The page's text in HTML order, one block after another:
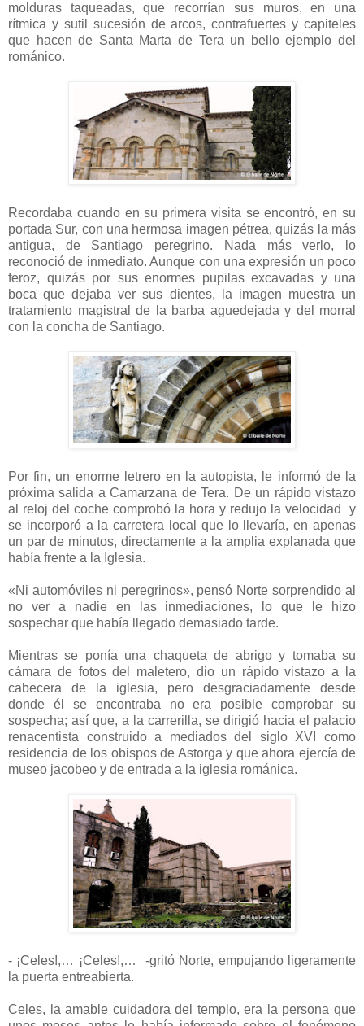
molduras taqueadas, que recorrían sus muros, en una
rítmica y sutil sucesión de arcos, contrafuertes y capiteles
que hacen de Santa Marta de Tera un bello ejemplo del
románico.
Recordaba cuando en su primera visita se encontró, en su
portada Sur, con una hermosa imagen pétrea, quizás la más
antigua, de Santiago peregrino. Nada más verlo, lo
reconoció de inmediato. Aunque con una expresión un poco
feroz, quizás por sus enormes pupilas excavadas y una
boca que dejaba ver sus dientes, la imagen muestra un
tratamiento magistral de la barba aguedejada y del morral
con la concha de Santiago.
Por fin, un enorme letrero en la autopista, le informó de la
próxima salida a Camarzana de Tera. De un rápido vistazo
al reloj del coche comprobó la hora y redujo la velocidad y
se incorporó a la carretera local que lo llevaría, en apenas
un par de minutos, directamente a la amplia explanada que
había frente a la Iglesia.
«Ni automóviles ni peregrinos», pensó Norte sorprendido al
no ver a nadie en las inmediaciones, lo que le hizo
sospechar que había llegado demasiado tarde.
Mientras se ponía una chaqueta de abrigo y tomaba su
cámara de fotos del maletero, dio un rápido vistazo a la
cabecera de la iglesia, pero desgraciadamente desde
donde él se encontraba no era posible comprobar su
sospecha; así que, a la carrerilla, se dirigió hacia el palacio
renacentista construido a mediados del siglo XVI como
residencia de los obispos de Astorga y que ahora ejercía de
museo jacobeo y de entrada a la iglesia románica.
- ¡Celes!,… ¡Celes!,… -gritó Norte, empujando ligeramente
la puerta entreabierta.
Celes, la amable cuidadora del templo, era la persona que